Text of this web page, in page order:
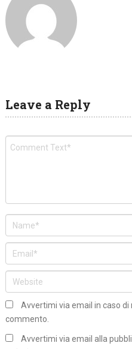
Leave a Reply
Avvertimi via email in caso di
commento.
Avvertimi via email alla